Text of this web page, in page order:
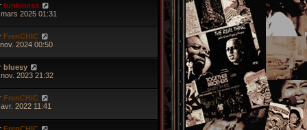
funkiness
2025 01:31
FrenCHIC
2024 00:50
bluesy
2023 21:32
FrenCHIC
2022 11:41